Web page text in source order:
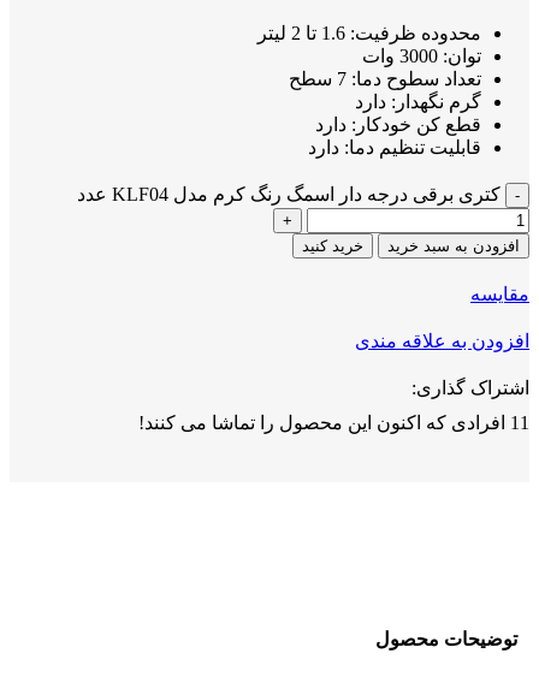
محدوده ظرفیت: 1.6 تا 2 لیتر
توان: 3000 وات
تعداد سطوح دما: 7 سطح
گرم نگهدار: دارد
قطع کن خودکار: دارد
قابلیت تنظیم دما: دارد
کتری برقی درجه دار اسمگ رنگ کرم مدل KLF04 عدد
افزودن به سبد خرید خرید کنید
مقايسه
افزودن به علاقه مندی
اشتراک گذاری:
11 افرادی که اکنون این محصول را تماشا می کنند!
توضیحات محصول